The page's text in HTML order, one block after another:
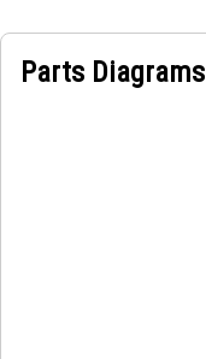
Parts Diagrams